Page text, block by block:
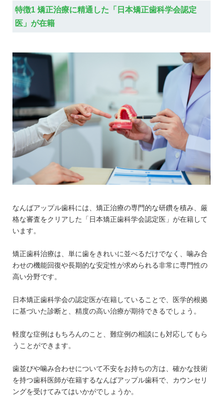
特徴1 矯正治療に精通した「日本矯正歯科学会認定
医」が在籍
なんばアップル歯科には、矯正治療の専門的な研鑽を積み、厳
格な審査をクリアした「日本矯正歯科学会認定医」が在籍して
います。
矯正歯科治療は、単に歯をきれいに並べるだけでなく、噛み合
わせの機能回復や長期的な安定性が求められる非常に専門性の
高い分野です。
日本矯正歯科学会の認定医が在籍していることで、医学的根拠
に基づいた診断と、精度の高い治療が期待できるでしょう。
軽度な症例はもちろんのこと、難症例の相談にも対応してもら
うことができます。
歯並びや噛み合わせについて不安をお持ちの方は、確かな技術
を持つ歯科医師が在籍するなんばアップル歯科で、カウンセリ
ングを受けてみてはいかがでしょうか。